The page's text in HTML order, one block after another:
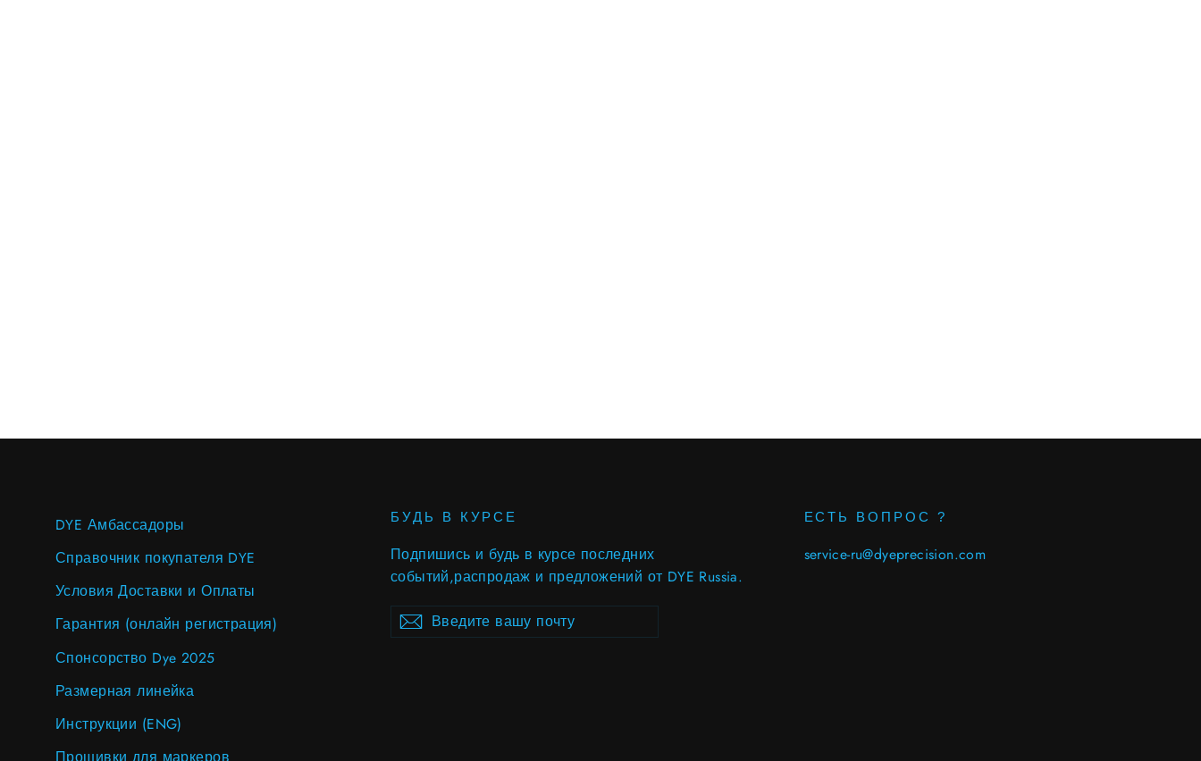
DYE Амбассадоры
Справочник покупателя DYE
Условия Доставки и Оплаты
Гарантия (онлайн регистрация)
Спонсорство Dye 2025
Размерная линейка
Инструкции (ENG)
БУДЬ В КУРСЕ
Подпишись и будь в курсе последних
событий,распродаж и предложений от DYE Russia.
Введите
вашу
SubscribeSubscribe
ЕСТЬ ВОПРОС ?
service-ru@dyeprecision.com